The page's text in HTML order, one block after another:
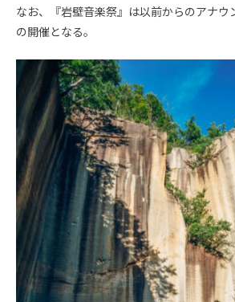
なお、『岩壁音楽祭』は以前からのアナウ
の開催となる。